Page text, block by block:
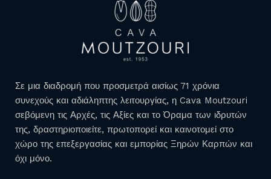
Σε μια διαδρομή που προσμετρά αισίως 71 χρόνια
συνεχούς και αδιάληπτης λειτουργίας, η Cava Moutzouri
σεβόμενη τις Αρχές, τις Αξίες και το Όραμα των ιδρυτών
της, δραστηριοποιείτε, πρωτοπορεί και καινοτομεί στο
χώρο της επεξεργασίας και εμπορίας Ξηρών Καρπών και
όχι μόνο.